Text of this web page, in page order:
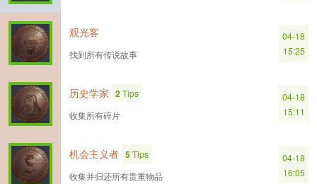
观光客
找到所有传说故事
04-18
15:25
历史学家 2Tips
收集所有碎片
04-18
15:11
机会主义者 5Tips
收集并归还所有贵重物品
04-18
16:05